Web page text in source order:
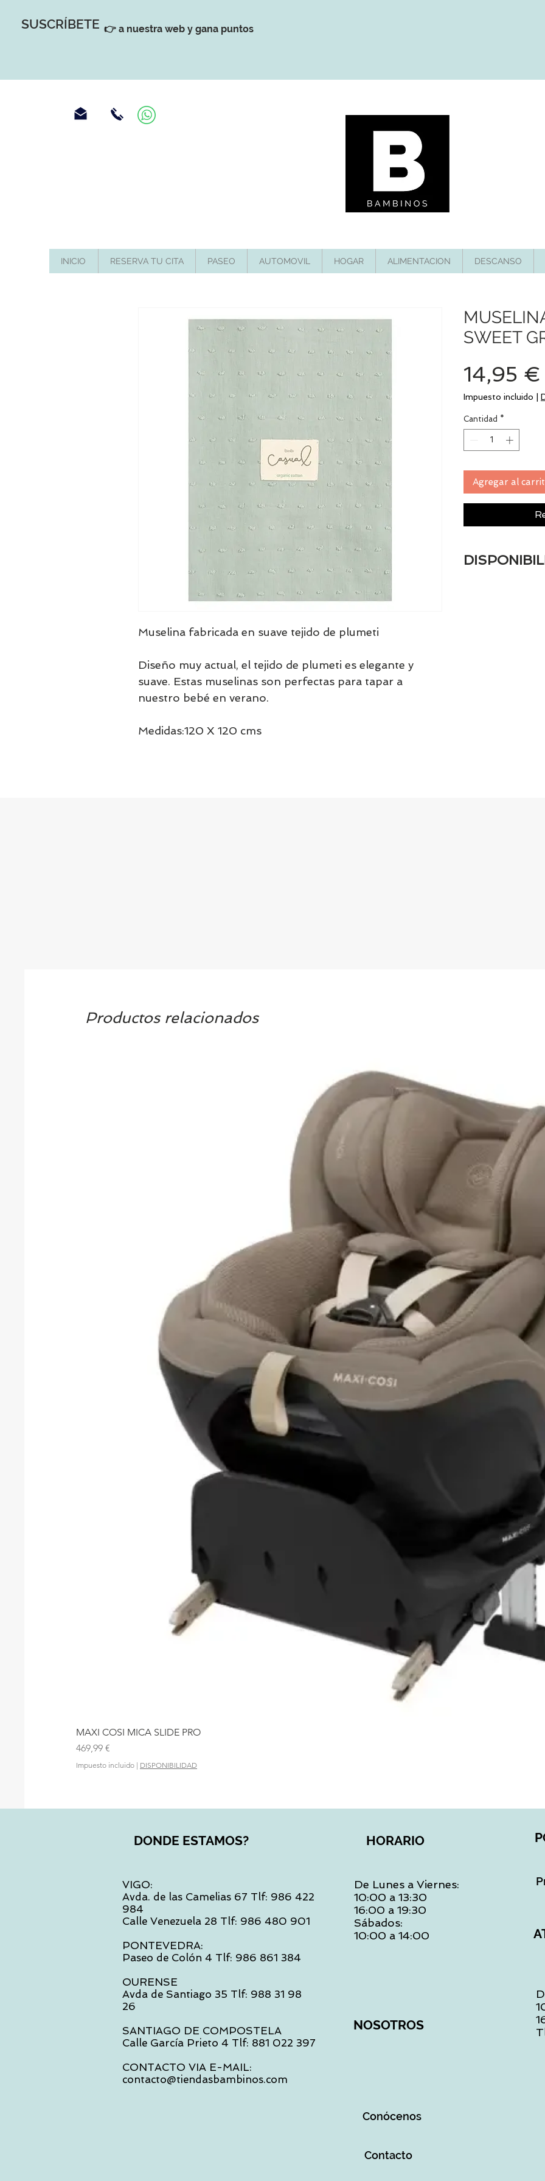
SUSCRÍBETE 👉 a nuestra web y gana puntos
INICIO RESERVA TU CITA PASEO AUTOMOVIL HOGAR ALIMENTACION DESCANSO
Muselina fabricada en suave tejido de plumeti
Diseño muy actual, el tejido de plumeti es elegante y
suave. Estas muselinas son perfectas para tapar a
nuestro bebé en verano.
Medidas:120 X 120 cms
SWEET
14,95 €
Impuesto incluido
Cantidad *
Agregar al
Productos relacionados
MAXI COSI MICA SLIDE PRO
Precio
469,99 €
Impuesto incluido | DISPONIBILIDAD
DONDE ESTAMOS?
VIGO:
Avda. de las Camelias 67 Tlf: 986 422
984
Calle Venezuela 28 Tlf: 986 480 901
PONTEVEDRA:
Paseo de Colón 4 Tlf: 986 861 384
OURENSE
Avda de Santiago 35 Tlf: 988 31 98
26
SANTIAGO DE COMPOSTELA
Calle García Prieto 4 Tlf: 881 022 397
CONTACTO VIA E-MAIL:
contacto@tiendasbambinos.com
HORARIO
De Lunes a Viernes:
10:00 a 13:30
16:00 a 19:30
Sábados:
10:00 a 14:00
NOSOTROS
Conócenos
Contacto